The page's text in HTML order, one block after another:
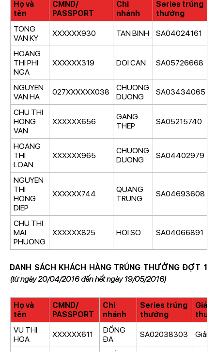
Họ và
tên
CMND/
PASSPORT
Chi
nhánh
Series trúng
thưởng
TONG
VAN KY
XXXXXX930 TAN BINH SA04024161
HOANG
THI PHI
NGA
XXXXXX319 DOI CAN SA05726668
NGUYEN
VAN HA
027XXXXXX038
CHUONG
DUONG
SA03434065
CHU THI
HONG
VAN
XXXXXX656
GANG
THEP
SA05215740
HOANG
THI
LOAN
XXXXXX965
CHUONG
DUONG
SA04402979
NGUYEN
THI
HONG
DIEP
XXXXXX744
QUANG
TRUNG
SA04693608
CHU THI
MAI
PHUONG
XXXXXX825 HOI SO SA04066891
DANH SÁCH KHÁCH HÀNG TRÚNG THƯỞNG ĐỢT 1
(từ ngày 20/04/2016 đến hết ngày 19/05/2016)
Họ và
tên
CMND/
PASSPORT
Chi
nhánh
Series trúng
thưởng
Giải
VU THI
HOA
XXXXXX611
ĐỐNG
ĐA
SA02038303 Giải